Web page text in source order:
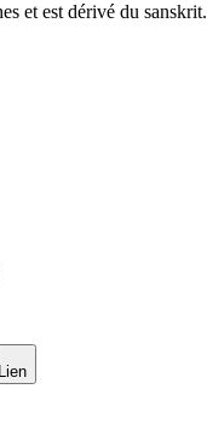
et est dérivé du sanskrit.
Lien